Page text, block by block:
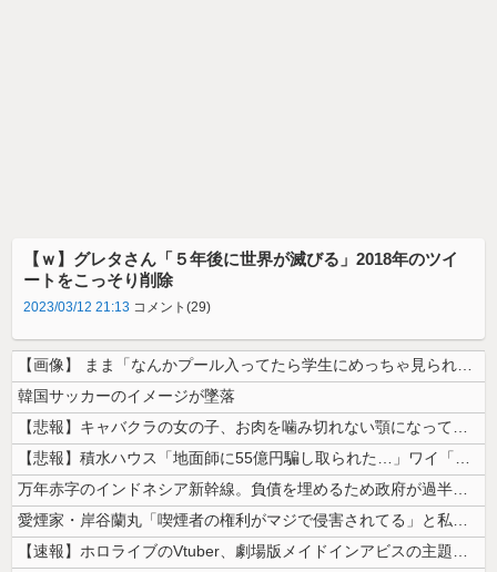
【ｗ】グレタさん「５年後に世界が滅びる」2018年のツイ
ートをこっそり削除
2023/03/12 21:13 コメント(29)
【画像】 まま「なんかプール入ってたら学生にめっちゃ見られたw」
韓国サッカーのイメージが墜落
【悲報】キャバクラの女の子、お肉を噛み切れない顎になってしまう・・・
【悲報】積水ハウス「地面師に55億円騙し取られた…」ワイ「会社終わった...
万年赤字のインドネシア新幹線。負債を埋めるため政府が過半数の株式を引き...
愛煙家・岸谷蘭丸「喫煙者の権利がマジで侵害されてる」と私見 「いくら税...
【速報】ホロライブのVtuber、劇場版メイドインアビスの主題歌決定w...